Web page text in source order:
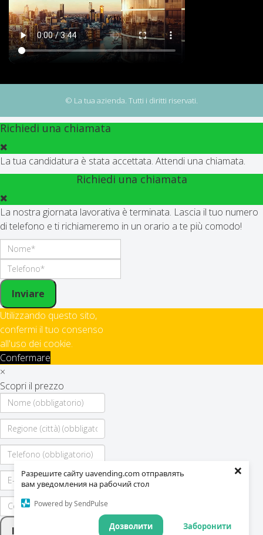
Разрешите сайту uavending.com отправлять
вам уведомления на рабочий стол
Powered by SendPulse
Заборонити
Дозволити
×
© La tua azienda. Tutti i diritti riservati.
Richiedi una chiamata
La tua candidatura è stata accettata. Attendi una chiamata.
Richiedi una chiamata
La nostra giornata lavorativa è terminata. Lascia il tuo numero
di telefono e ti richiameremo in un orario a te più comodo!
Inviare
Utilizzando questo sito,
confermi il tuo consenso
all'uso dei cookie.
Confermare
×
Scopri il prezzo
Inviare